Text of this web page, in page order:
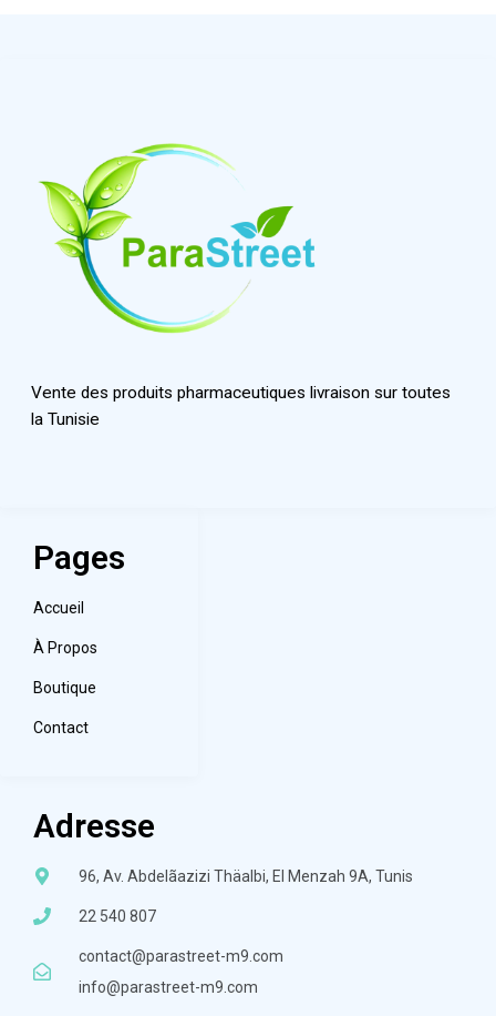
Vente des produits pharmaceutiques livraison sur toutes
la Tunisie
Pages
Accueil
À Propos
Boutique
Contact
Adresse
96, Av. Abdelãazizi Thäalbi, El Menzah 9A, Tunis
22 540 807
contact@parastreet-m9.com
info@parastreet-m9.com